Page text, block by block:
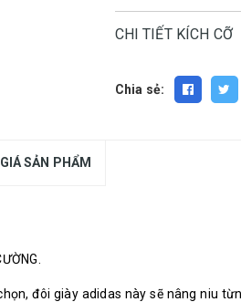
CHI TIẾT KÍCH CỠ
Chia sẻ:
SẢN PHẨM
đôi giày adidas này sẽ nâng niu